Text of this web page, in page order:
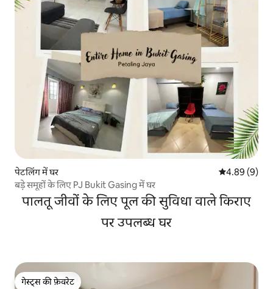
पेटलिंग में घर औसत रेटिंग 5 में
4.89 (9)
बड़े समूहों के लिए PJ Bukit Gasing में घर
पालतू जीवों के लिए पूल की सुविधा वाले किराए
पर उपलब्ध घर
गेस्ट्स की फ़ेवरेट